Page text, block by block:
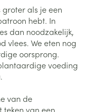
groter als je een
hebt. In
dan noodzakelijk,
vlees. We eten nog
oorsprong.
voeding
van de
van een